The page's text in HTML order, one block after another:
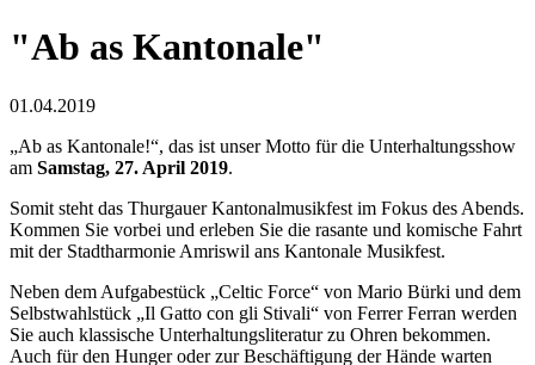
"Ab as Kantonale"
01.04.2019
„Ab as Kantonale!“, das ist unser Motto für die Unterhaltungsshow
am Samstag, 27. April 2019.
Somit steht das Thurgauer Kantonalmusikfest im Fokus des Abends.
Kommen Sie vorbei und erleben Sie die rasante und komische Fahrt
mit der Stadtharmonie Amriswil ans Kantonale Musikfest.
Neben dem Aufgabestück „Celtic Force“ von Mario Bürki und dem
Selbstwahlstück „Il Gatto con gli Stivali“ von Ferrer Ferran werden
Sie auch klassische Unterhaltungsliteratur zu Ohren bekommen.
Auch für den Hunger oder zur Beschäftigung der Hände warten